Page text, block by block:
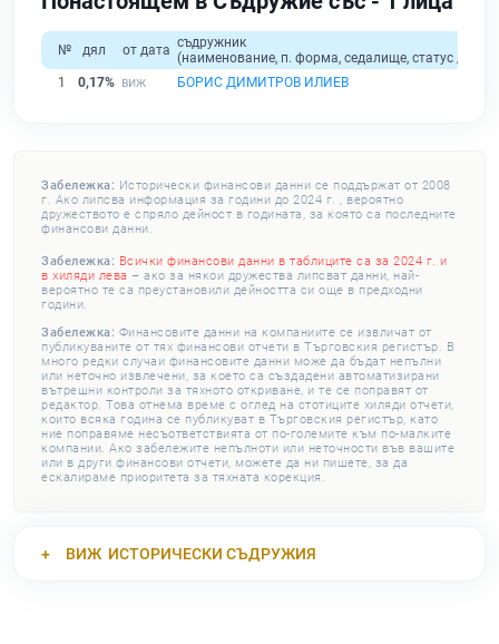
№ дял от дата съдружник
(наименование, п. форма, седалище, статус /
1
0,17% БОРИС ДИМИТРОВ ИЛИЕВ
Забележка: Исторически финансови данни се поддържат от 2008
г. Ако липсва информация за години до 2024 г. , вероятно
дружеството е спряло дейност в годината, за която са последните
финансови данни.
Забележка: Всички финансови данни в таблиците са за 2024 г. и
в хиляди лева – ако за някои дружества липсват данни, най-
вероятно те са преустановили дейността си още в предходни
години.
Забележка: Финансовите данни на компаниите се извличат от
публикуваните от тях финансови отчети в Търговския регистър. В
много редки случаи финансовите данни може да бъдат непълни
или неточно извлечени, за което са създадени автоматизирани
вътрешни контроли за тяхното откриване, и те се поправят от
редактор. Това отнема време с оглед на стотиците хиляди отчети,
които всяка година се публикуват в Търговския регистър, като
ние поправяме несъответствията от по-големите към по-малките
компании. Ако забележите непълноти или неточности във вашите
или в други финансови отчети, можете да ни пишете, за да
ескалираме приоритета за тяхната корекция.
ВИЖ ИСТОРИЧЕСКИ СЪДРУЖИЯ